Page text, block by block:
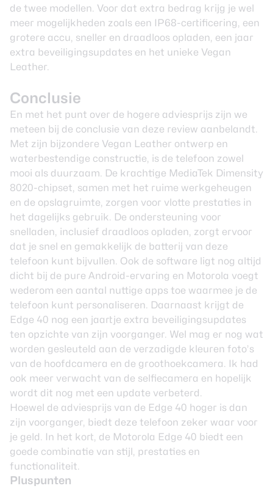
de twee modellen. Voor dat extra bedrag krijg je wel
meer mogelijkheden zoals een IP68-certificering, een
grotere accu, sneller en draadloos opladen, een jaar
extra beveiligingsupdates en het unieke Vegan
Leather.
Conclusie
En met het punt over de hogere adviesprijs zijn we
meteen bij de conclusie van deze review aanbelandt.
Met zijn bijzondere Vegan Leather ontwerp en
waterbestendige constructie, is de telefoon zowel
mooi als duurzaam. De krachtige MediaTek Dimensity
8020-chipset, samen met het ruime werkgeheugen
en de opslagruimte, zorgen voor vlotte prestaties in
het dagelijks gebruik. De ondersteuning voor
snelladen, inclusief draadloos opladen, zorgt ervoor
dat je snel en gemakkelijk de batterij van deze
telefoon kunt bijvullen. Ook de software ligt nog altijd
dicht bij de pure Android-ervaring en Motorola voegt
wederom een aantal nuttige apps toe waarmee je de
telefoon kunt personaliseren. Daarnaast krijgt de
Edge 40 nog een jaartje extra beveiligingsupdates
ten opzichte van zijn voorganger. Wel mag er nog wat
worden gesleuteld aan de verzadigde kleuren foto’s
van de hoofdcamera en de groothoekcamera. Ik had
ook meer verwacht van de selfiecamera en hopelijk
wordt dit nog met een update verbeterd.
Hoewel de adviesprijs van de Edge 40 hoger is dan
zijn voorganger, biedt deze telefoon zeker waar voor
je geld. In het kort, de Motorola Edge 40 biedt een
goede combinatie van stijl, prestaties en
functionaliteit.
Pluspunten